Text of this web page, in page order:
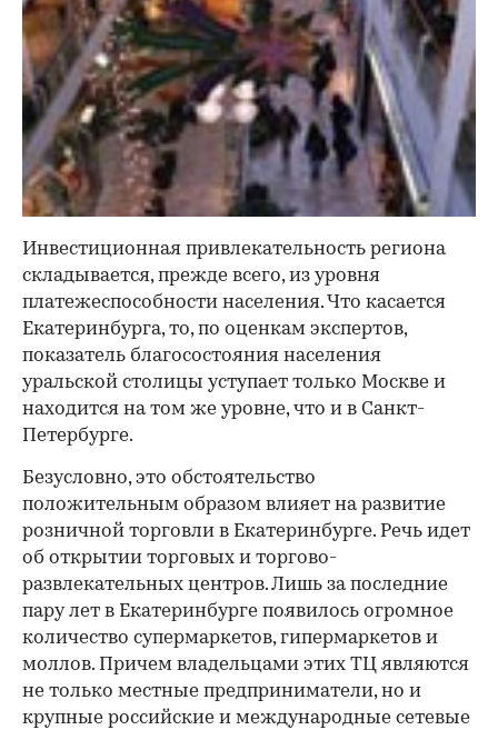
Инвестиционная привлекательность региона
складывается, прежде всего, из уровня
платежеспособности населения. Что касается
Екатеринбурга, то, по оценкам экспертов,
показатель благосостояния населения
уральской столицы уступает только Москве и
находится на том же уровне, что и в Санкт-
Петербурге.
Безусловно, это обстоятельство
положительным образом влияет на развитие
розничной торговли в Екатеринбурге. Речь идет
об открытии торговых и торгово-
развлекательных центров. Лишь за последние
пару лет в Екатеринбурге появилось огромное
количество супермаркетов, гипермаркетов и
моллов. Причем владельцами этих ТЦ являются
не только местные предприниматели, но и
крупные российские и международные сетевые